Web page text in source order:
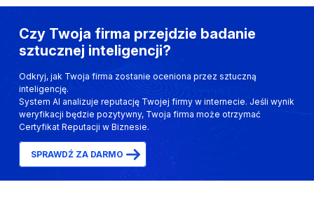
Czy Twoja firma przejdzie badanie
sztucznej inteligencji?
Odkryj, jak Twoja firma zostanie oceniona przez sztuczną
inteligencję.
System AI analizuje reputację Twojej firmy w internecie. Jeśli wynik
weryfikacji będzie pozytywny, Twoja firma może otrzymać
Certyfikat Reputacji w Biznesie.
SPRAWDŹ ZA DARMO